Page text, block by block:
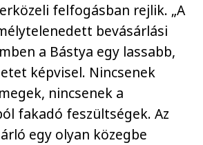
felfogásban rejlik. „A
bevásárlási
a Bástya egy lassabb,
képvisel. Nincsenek
nincsenek a
fakadó feszültségek. Az
egy olyan közegbe